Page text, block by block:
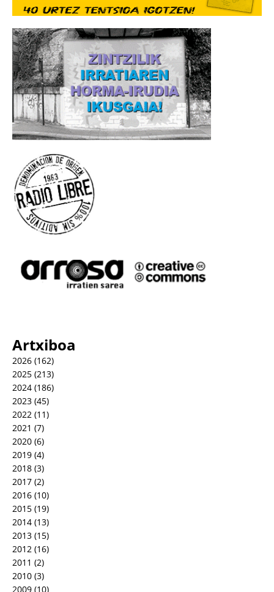
Artxiboa
2026 (162)
2025 (213)
2024 (186)
2023 (45)
2022 (11)
2021 (7)
2020 (6)
2019 (4)
2018 (3)
2017 (2)
2016 (10)
2015 (19)
2014 (13)
2013 (15)
2012 (16)
2011 (2)
2010 (3)
2009 (10)